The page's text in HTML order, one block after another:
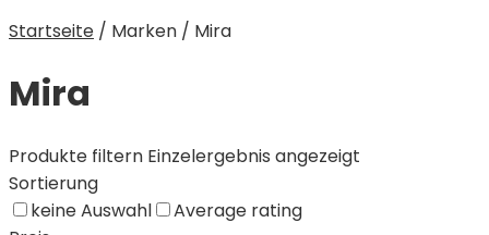
Startseite / Marken / Mira
Mira
Produkte filtern Einzelergebnis angezeigt
Sortierung
keine Auswahl
Average rating